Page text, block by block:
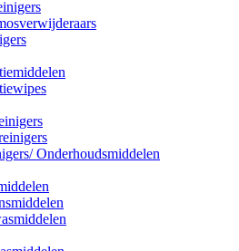
Onderhoudsmiddelen